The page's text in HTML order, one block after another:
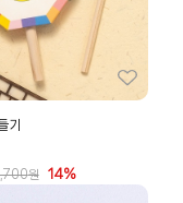
기
원 14%